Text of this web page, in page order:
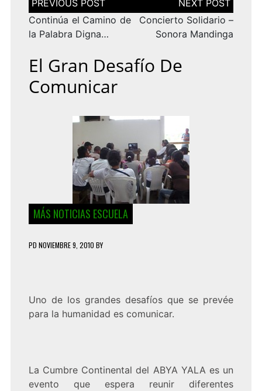
de
entradas
Continúa el Camino de
la Palabra Digna…
Concierto Solidario –
Sonora Mandinga
El Gran Desafío De
Comunicar
MÁS NOTICIAS ESCUELA
PD NOVIEMBRE 9, 2010 BY
Uno de los grandes desafíos que se prevée
para la humanidad es comunicar.
La Cumbre Continental del ABYA YALA es un
evento que espera reunir diferentes